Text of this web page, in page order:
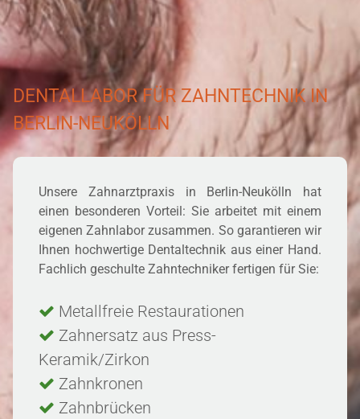
DENTALLABOR FÜR ZAHNTECHNIK IN
BERLIN-NEUKÖLLN
Unsere Zahnarztpraxis in Berlin-Neukölln hat
einen besonderen Vorteil: Sie arbeitet mit einem
eigenen Zahnlabor zusammen. So garantieren wir
Ihnen hochwertige Dentaltechnik aus einer Hand.
Fachlich geschulte Zahntechniker fertigen für Sie:
Metallfreie Restaurationen
Zahnersatz aus Press-
Keramik/Zirkon
Zahnkronen
Zahnbrücken